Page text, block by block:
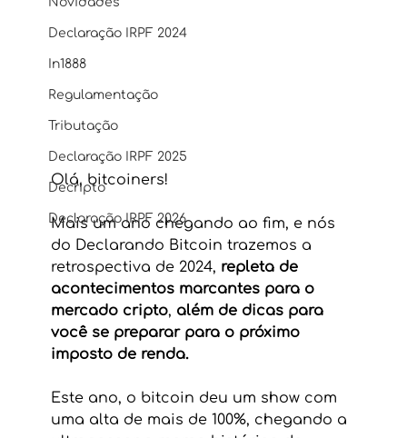
Declaração IRPF 2024
In1888
Regulamentação
Tributação
Declaração IRPF 2025
Decripto
Declaração IRPF 2026
Olá, bitcoiners!
Mais um ano chegando ao fim, e nós
do Declarando Bitcoin trazemos a
retrospectiva de 2024, repleta de
acontecimentos marcantes para o
mercado cripto, além de dicas para
você se preparar para o próximo
imposto de renda.
Este ano, o bitcoin deu um show com
uma alta de mais de 100%, chegando a